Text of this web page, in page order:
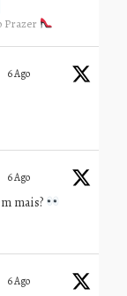
Prazer
6 Ago
6 Ago
mais?
6 Ago